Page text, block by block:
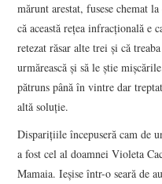
mărunt arestat, fusese chemat
că această rețea infracțională e
retezat răsar alte trei și că
urmărească și să le știe
pătruns până în vintre dar
altă soluție.
Disparițiile începuseră cam de
a fost cel al doamnei Violeta
Mamaia. Ieșise într-o seară de